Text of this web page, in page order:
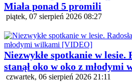
Miała ponad 5 promili
piątek, 07 sierpień 2026 08:27
Niezwykłe spotkanie w lesie.
stanął oko w oko z
czwartek, 06 sierpień 2026 21:11